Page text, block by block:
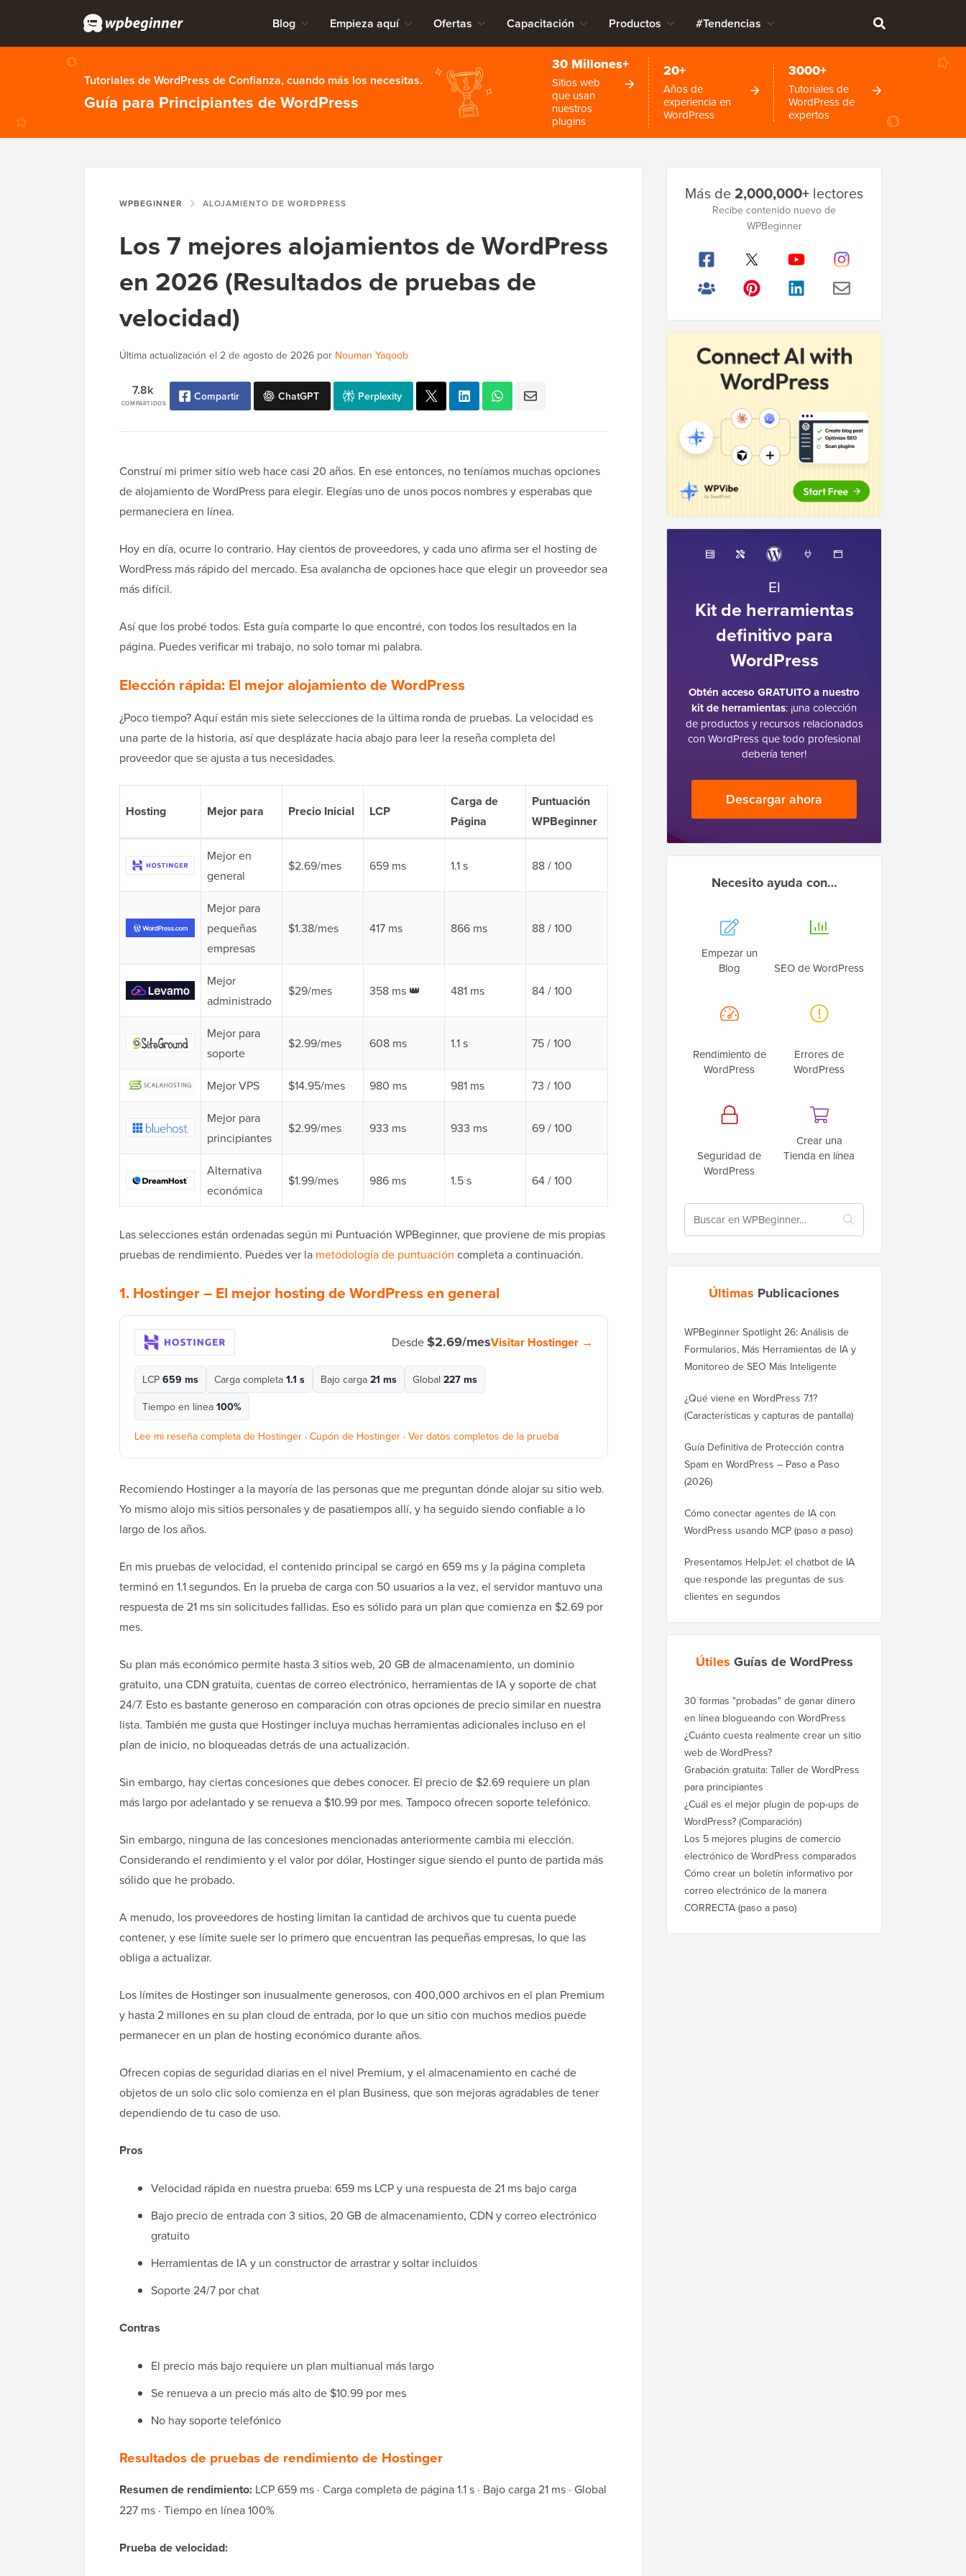
Blog Empieza aquí Ofertas Capacitación Productos #Tendencias
Tutoriales de WordPress de Confianza, cuando más los necesitas.
Guía para Principiantes de WordPress
30 Millones+
Sitios web
que usan
nuestros
plugins
20+
Años de
experiencia en
WordPress
3000+
Tutoriales de
WordPress de
expertos
WPBEGINNER ALOJAMIENTO DE WORDPRESS
Los 7 mejores alojamientos de WordPress
en 2026 (Resultados de pruebas de
velocidad)
Última actualización el 2 de agosto de 2026 por Nouman Yaqoob
COMPARTIDOS
7.8k Compartir ChatGPT Perplexity
Construí mi primer sitio web hace casi 20 años. En ese entonces, no teníamos muchas opciones
de alojamiento de WordPress para elegir. Elegías uno de unos pocos nombres y esperabas que
permaneciera en línea.
Hoy en día, ocurre lo contrario. Hay cientos de proveedores, y cada uno afirma ser el hosting de
WordPress más rápido del mercado. Esa avalancha de opciones hace que elegir un proveedor sea
más difícil.
Así que los probé todos. Esta guía comparte lo que encontré, con todos los resultados en la
página. Puedes verificar mi trabajo, no solo tomar mi palabra.
Elección rápida: El mejor alojamiento de WordPress
¿Poco tiempo? Aquí están mis siete selecciones de la última ronda de pruebas. La velocidad es
una parte de la historia, así que desplázate hacia abajo para leer la reseña completa del
proveedor que se ajusta a tus necesidades.
Hosting Mejor para Precio Inicial LCP
Carga de
Página
Puntuación
WPBeginner
Mejor en
general
$2.69/mes 659 ms 1.1 s 88 / 100
Mejor para
pequeñas
empresas
$1.38/mes 417 ms 866 ms 88 / 100
Mejor
administrado
$29/mes 358 ms 👑 481 ms 84 / 100
Mejor para
soporte
$2.99/mes 608 ms 1.1 s 75 / 100
Mejor VPS $14.95/mes 980 ms 981 ms 73 / 100
Mejor para
principiantes
$2.99/mes 933 ms 933 ms 69 / 100
Alternativa
económica
$1.99/mes 986 ms 1.5 s 64 / 100
Las selecciones están ordenadas según mi Puntuación WPBeginner, que proviene de mis propias
pruebas de rendimiento. Puedes ver la metodología de puntuación completa a continuación.
1.Hostinger– El mejor hosting de WordPress en general
Desde$2.69/mesVisitar Hostinger →
LCP 659 ms Carga completa 1.1 s Bajo carga 21 ms Global 227 ms
Tiempo en línea 100%
Lee mi reseña completa de Hostinger · Cupón de Hostinger · Ver datos completos de la prueba
Recomiendo Hostinger a la mayoría de las personas que me preguntan dónde alojar su sitio web.
Yo mismo alojo mis sitios personales y de pasatiempos allí, y ha seguido siendo confiable a lo
largo de los años.
En mis pruebas de velocidad, el contenido principal se cargó en 659 ms y la página completa
terminó en 1.1 segundos. En la prueba de carga con 50 usuarios a la vez, el servidor mantuvo una
respuesta de 21 ms sin solicitudes fallidas. Eso es sólido para un plan que comienza en $2.69 por
mes.
Su plan más económico permite hasta 3 sitios web, 20 GB de almacenamiento, un dominio
gratuito, una CDN gratuita, cuentas de correo electrónico, herramientas de IA y soporte de chat
24/7. Esto es bastante generoso en comparación con otras opciones de precio similar en nuestra
lista. También me gusta que Hostinger incluya muchas herramientas adicionales incluso en el
plan de inicio, no bloqueadas detrás de una actualización.
Sin embargo, hay ciertas concesiones que debes conocer. El precio de $2.69 requiere un plan
más largo por adelantado y se renueva a $10.99 por mes. Tampoco ofrecen soporte telefónico.
Sin embargo, ninguna de las concesiones mencionadas anteriormente cambia mi elección.
Considerando el rendimiento y el valor por dólar, Hostinger sigue siendo el punto de partida más
sólido que he probado.
A menudo, los proveedores de hosting limitan la cantidad de archivos que tu cuenta puede
contener, y ese límite suele ser lo primero que encuentran las pequeñas empresas, lo que las
obliga a actualizar.
Los límites de Hostinger son inusualmente generosos, con 400,000 archivos en el plan Premium
y hasta 2 millones en su plan cloud de entrada, por lo que un sitio con muchos medios puede
permanecer en un plan de hosting económico durante años.
Ofrecen copias de seguridad diarias en el nivel Premium, y el almacenamiento en caché de
objetos de un solo clic solo comienza en el plan Business, que son mejoras agradables de tener
dependiendo de tu caso de uso.
Pros
Velocidad rápida en nuestra prueba: 659 ms LCP y una respuesta de 21 ms bajo carga
Bajo precio de entrada con 3 sitios, 20 GB de almacenamiento, CDN y correo electrónico
gratuito
Herramientas de IA y un constructor de arrastrar y soltar incluidos
Soporte 24/7 por chat
Contras
El precio más bajo requiere un plan multianual más largo
Se renueva a un precio más alto de $10.99 por mes
No hay soporte telefónico
Resultados de pruebas de rendimiento de Hostinger
Resumen de rendimiento: LCP 659 ms · Carga completa de página 1.1 s · Bajo carga 21 ms · Global
227 ms · Tiempo en línea 100%
Prueba de velocidad:
lateral
Más de2,000,000+ lectores
Recibe contenido nuevo de
WPBeginner
El
Kit de herramientas
definitivo para
WordPress
Obtén acceso GRATUITO a nuestro
kit de herramientas: ¡una colección
de productos y recursos relacionados
con WordPress que todo profesional
debería tener!
Descargar ahora
Necesito ayuda con…
Empezar un
Blog
SEO de WordPress
Rendimiento de
WordPress
Errores de
WordPress
Seguridad de
WordPress
Crear una
Tienda en línea
Últimas Publicaciones
WPBeginner Spotlight 26: Análisis de
Formularios, Más Herramientas de IA y
Monitoreo de SEO Más Inteligente
¿Qué viene en WordPress 7.1?
(Características y capturas de pantalla)
Guía Definitiva de Protección contra
Spam en WordPress – Paso a Paso
(2026)
Cómo conectar agentes de IA con
WordPress usando MCP (paso a paso)
Presentamos HelpJet: el chatbot de IA
que responde las preguntas de sus
clientes en segundos
Útiles Guías de WordPress
30 formas "probadas" de ganar dinero
en línea blogueando con WordPress
¿Cuánto cuesta realmente crear un sitio
web de WordPress?
Grabación gratuita: Taller de WordPress
para principiantes
¿Cuál es el mejor plugin de pop-ups de
WordPress? (Comparación)
Los 5 mejores plugins de comercio
electrónico de WordPress comparados
Cómo crear un boletín informativo por
correo electrónico de la manera
CORRECTA (paso a paso)